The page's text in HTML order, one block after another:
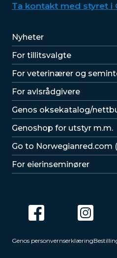
Ta kontakt med styret i
Lenker
Nyheter
For tillitsvalgte
For veterinærer og
For avlsrådgivere
Lenker
Genos oksekatalog/
Genoshop for utstyr m.m.
Go to Norwegianred.com
For eierinseminører
Genos personvernserklæring